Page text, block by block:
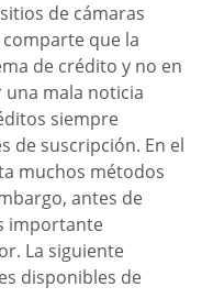
de cámaras
comparte que la
de crédito y no en
una mala noticia
siempre
de suscripción. En el
muchos métodos
antes de
importante
La siguiente
disponibles de